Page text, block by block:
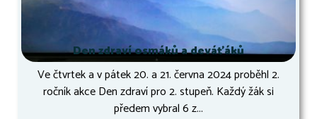
Den zdraví osmáků a deváťáků
Ve čtvrtek a v pátek 20. a 21. června 2024 proběhl 2.
ročník akce Den zdraví pro 2. stupeň. Každý žák si
předem vybral 6 z...